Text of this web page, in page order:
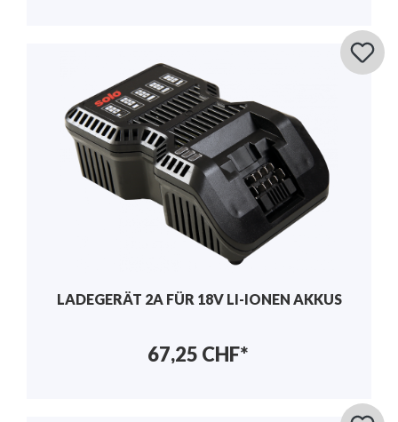
LADEGERÄT 2A FÜR 18V LI-IONEN AKKUS
67,25 CHF*